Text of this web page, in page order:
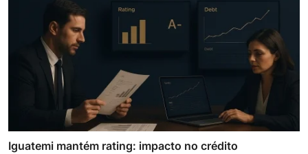
Iguatemi mantém rating: impacto no crédito